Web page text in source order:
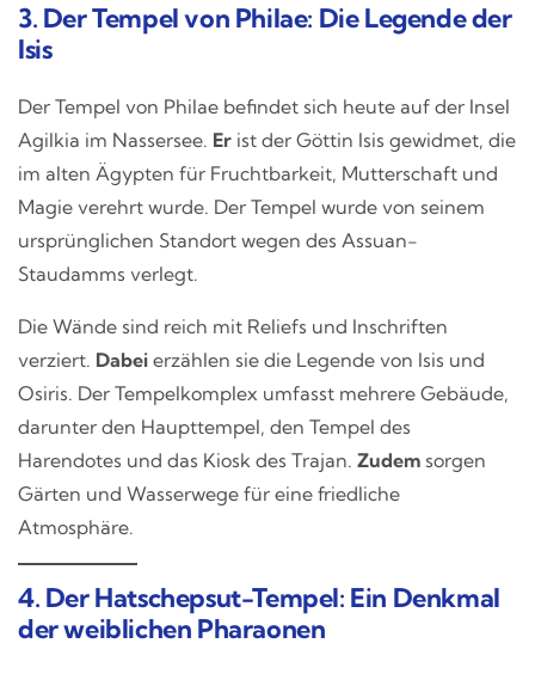
3. Der Tempel von Philae: Die Legende der
Isis
Der Tempel von Philae befindet sich heute auf der Insel
Agilkia im Nassersee. Er ist der Göttin Isis gewidmet, die
im alten Ägypten für Fruchtbarkeit, Mutterschaft und
Magie verehrt wurde. Der Tempel wurde von seinem
ursprünglichen Standort wegen des Assuan-
Staudamms verlegt.
Die Wände sind reich mit Reliefs und Inschriften
verziert. Dabei erzählen sie die Legende von Isis und
Osiris. Der Tempelkomplex umfasst mehrere Gebäude,
darunter den Haupttempel, den Tempel des
Harendotes und das Kiosk des Trajan. Zudem sorgen
Gärten und Wasserwege für eine friedliche
Atmosphäre.
4. Der Hatschepsut-Tempel: Ein Denkmal
der weiblichen Pharaonen